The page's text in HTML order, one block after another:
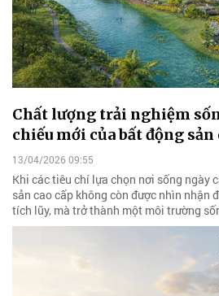
Chất lượng trải nghiệm
chiếu mới của bất động sản
13/04/2026 09:55
Khi các tiêu chí lựa chọn nơi sống ngày
sản cao cấp không còn được nhìn nhận
tích lũy, mà trở thành một môi trường